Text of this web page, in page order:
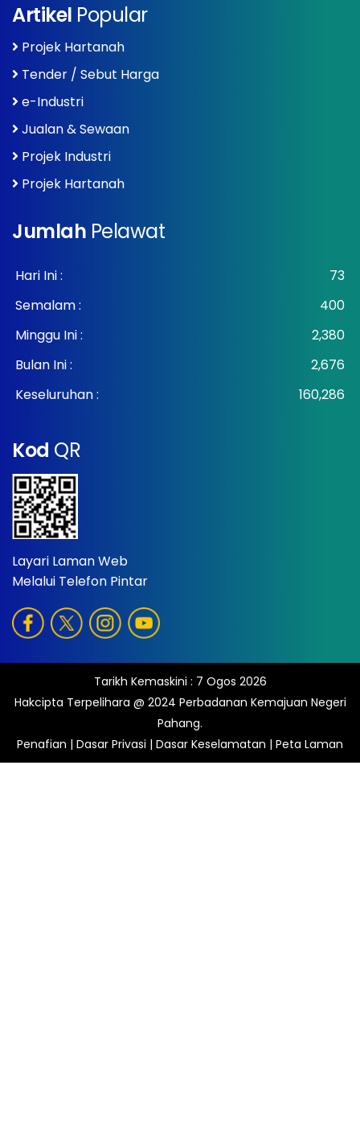
Artikel Popular
Projek Hartanah
Tender / Sebut Harga
e-Industri
Jualan & Sewaan
Projek Industri
Projek Hartanah
Jumlah Pelawat
Hari Ini :
73
Semalam :
400
Minggu Ini :
2,380
Bulan Ini :
2,676
Keseluruhan :
160,286
Kod QR
Layari Laman Web
Melalui Telefon Pintar
Tarikh Kemaskini : 7 Ogos 2026
Hakcipta Terpelihara @ 2024 Perbadanan Kemajuan Negeri
Pahang.
Penafian | Dasar Privasi | Dasar Keselamatan | Peta Laman